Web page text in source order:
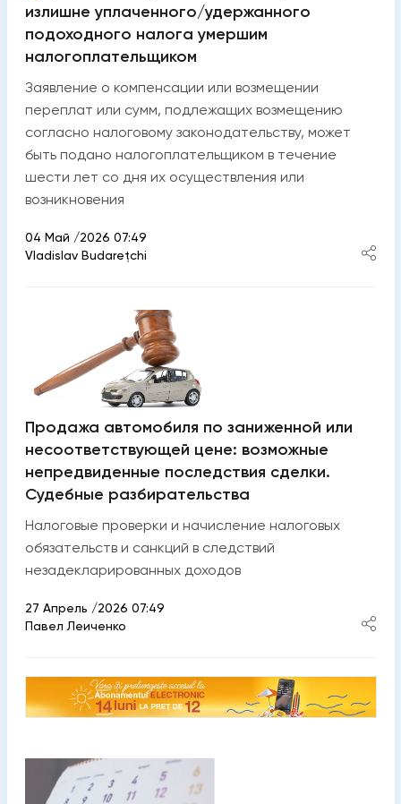
излишне уплаченного/удержанного
подоходного налога умершим
налогоплательщиком
Заявление о компенсации или возмещении
переплат или сумм, подлежащих возмещению
согласно налоговому законодательству, может
быть подано налогоплательщиком в течение
шести лет со дня их осуществления или
возникновения
04 Май /2026 07:49
Vladislav Budarețchi
Продажа автомобиля по заниженной или
несоответствующей цене: возможные
непредвиденные последствия сделки.
Судебные разбирательства
Налоговые проверки и начисление налоговых
обязательств и санкций в следствий
незадекларированных доходов
27 Апрель /2026 07:49
Павел Леиченко